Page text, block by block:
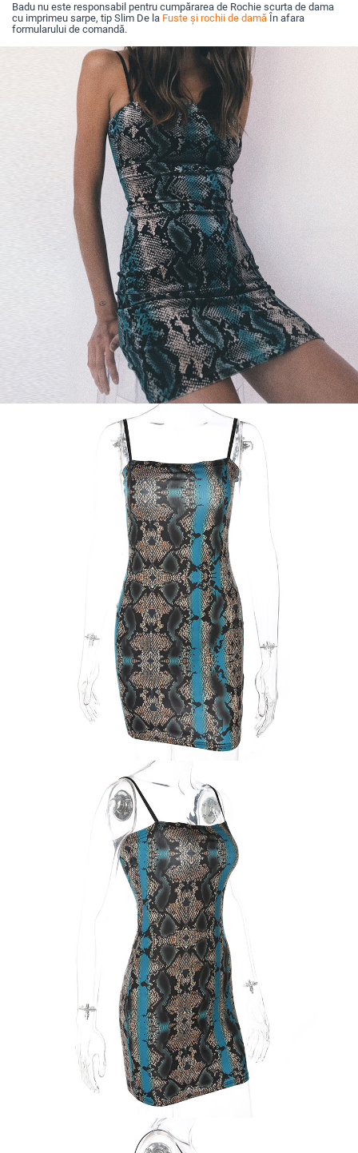
Badu nu este responsabil pentru cumpărarea de Rochie scurta de dama
cu imprimeu sarpe, tip Slim De la Fuste și rochii de damă În afara
formularului de comandă.